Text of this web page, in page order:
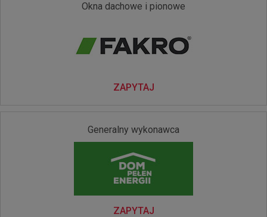
Okna dachowe i pionowe
ZAPYTAJ
Generalny wykonawca
ZAPYTAJ